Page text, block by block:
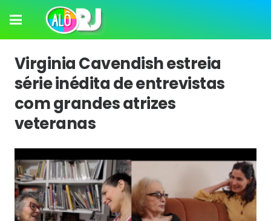
Virginia Cavendish estreia
série inédita de entrevistas
com grandes atrizes
veteranas